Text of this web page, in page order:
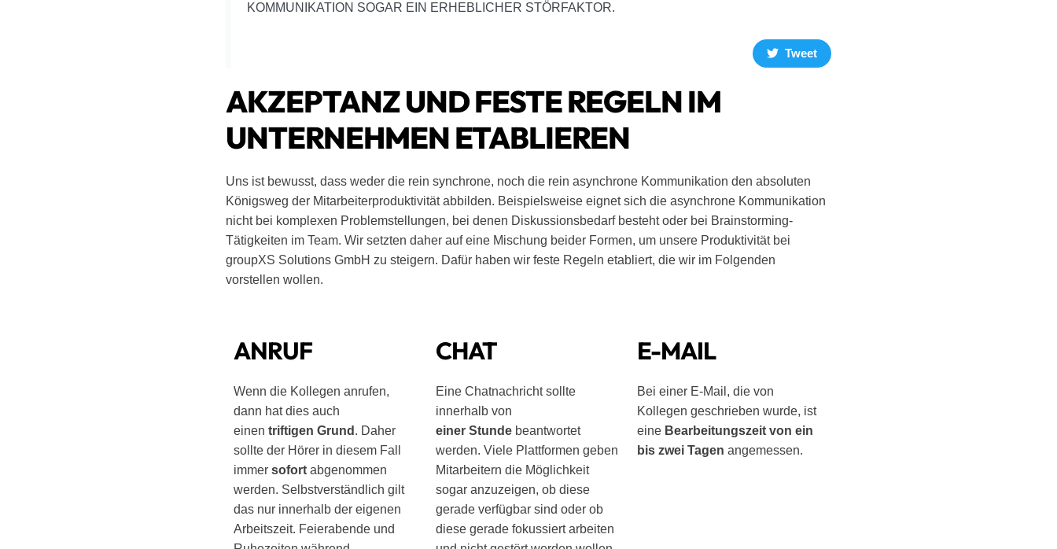
KOMMUNIKATION SOGAR EIN ERHEBLICHER STÖRFAKTOR.
Tweet
AKZEPTANZ UND FESTE REGELN IM
UNTERNEHMEN ETABLIEREN
Uns ist bewusst, dass weder die rein synchrone, noch die rein asynchrone Kommunikation den absoluten
Königsweg der Mitarbeiterproduktivität abbilden. Beispielsweise eignet sich die asynchrone Kommunikation
nicht bei komplexen Problemstellungen, bei denen Diskussionsbedarf besteht oder bei Brainstorming-
Tätigkeiten im Team. Wir setzten daher auf eine Mischung beider Formen, um unsere Produktivität bei
groupXS Solutions GmbH zu steigern. Dafür haben wir feste Regeln etabliert, die wir im Folgenden
vorstellen wollen.
ANRUF CHAT E-MAIL
Wenn die Kollegen anrufen,
dann hat dies auch
einentriftigen Grund . Daher
sollte der Hörer in diesem Fall
immersofortabgenommen
werden. Selbstverständlich gilt
das nur innerhalb der eigenen
Arbeitszeit. Feierabende und
Eine Chatnachricht sollte
innerhalb von
einer Stunde beantwortet
werden. Viele Plattformen geben
Mitarbeitern die Möglichkeit
sogar anzuzeigen, ob diese
gerade verfügbar sind oder ob
diese gerade fokussiert arbeiten
Bei einer E-Mail, die von
Kollegen geschrieben wurde, ist
eine Bearbeitungszeit von ein
bis zwei Tagen angemessen.